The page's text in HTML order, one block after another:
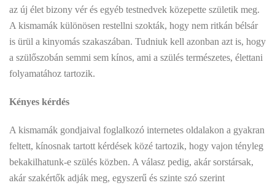
az új élet bizony vér és egyéb testnedvek közepette születik meg.
A kismamák különösen restellni szokták, hogy nem ritkán bélsár
is ürül a kinyomás szakaszában. Tudniuk kell azonban azt is, hogy
a szülőszobán semmi sem kínos, ami a szülés természetes, élettani
folyamatához tartozik.
Kényes kérdés
A kismamák gondjaival foglalkozó internetes oldalakon a gyakran
feltett, kínosnak tartott kérdések közé tartozik, hogy vajon tényleg
bekakilhatunk-e szülés közben. A válasz pedig, akár sorstársak,
akár szakértők adják meg, egyszerű és szinte szó szerint